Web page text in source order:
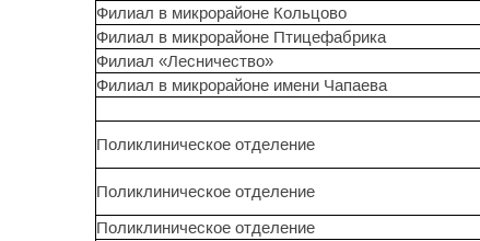
Филиал в микрорайоне Кольцово
Филиал в микрорайоне Птицефабрика
Филиал «Лесничество»
Филиал в микрорайоне имени Чапаева
Поликлиническое отделение
Поликлиническое отделение
Поликлиническое отделение